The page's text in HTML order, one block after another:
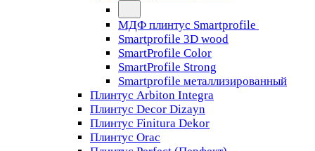
МДФ плинтус Smartprofile
Smartprofile 3D wood
SmartProfile Color
SmartProfile Strong
Smartprofile металлизированный
Плинтус Arbiton Integra
Плинтус Decor Dizayn
Плинтус Finitura Dekor
Плинтус Orac